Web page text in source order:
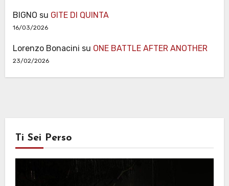
BIGNO su GITE DI QUINTA
16/03/2026
Lorenzo Bonacini su ONE BATTLE AFTER ANOTHER
23/02/2026
Ti Sei Perso